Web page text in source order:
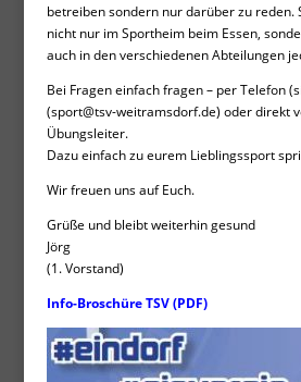
betreiben sondern nur darüber zu reden.
nicht nur im Sportheim beim Essen,
auch in den verschiedenen Abteilungen
Bei Fragen einfach fragen – per Telefon
(sport@tsv-weitramsdorf.de) oder direkt
Übungsleiter.
Dazu einfach zu eurem Lieblingssport
Wir freuen uns auf Euch.
Grüße und bleibt weiterhin gesund
Jörg
(1. Vorstand)
Info-Broschüre TSV (PDF)